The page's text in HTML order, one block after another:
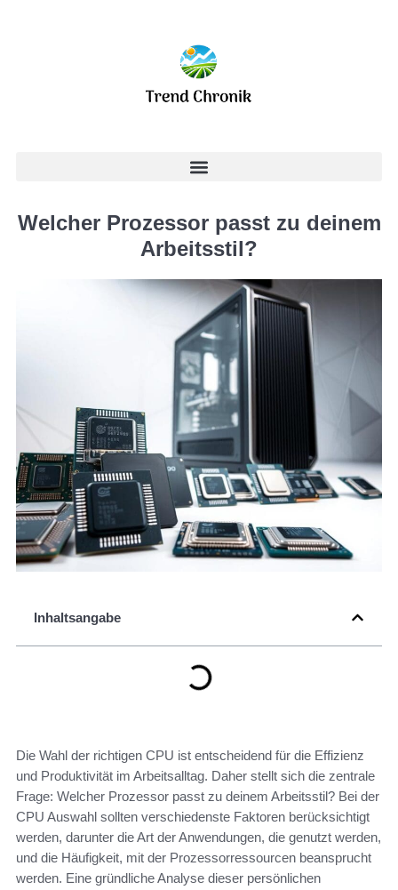
Welcher Prozessor passt zu deinem
Arbeitsstil?
Inhaltsangabe
Die Wahl der richtigen CPU ist entscheidend für die Effizienz
und Produktivität im Arbeitsalltag. Daher stellt sich die zentrale
Frage: Welcher Prozessor passt zu deinem Arbeitsstil? Bei der
CPU Auswahl sollten verschiedenste Faktoren berücksichtigt
werden, darunter die Art der Anwendungen, die genutzt werden,
und die Häufigkeit, mit der Prozessorressourcen beansprucht
werden. Eine gründliche Analyse dieser persönlichen